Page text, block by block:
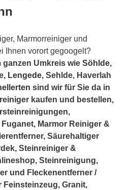
Marmorreiniger und
Ihnen vorort gegoogelt?
ganzen Umkreis wie Söhlde,
Lengede, Sehlde, Haverlah
sind wir für Sie da in
kaufen und bestellen,
Marmor Reiniger &
Säurehaltiger
Steinreiniger &
Steinreinigung,
und Fleckenentferner /
Granit,